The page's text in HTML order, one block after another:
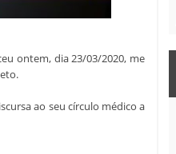
ontem, dia 23/03/2020, me
ao seu círculo médico a